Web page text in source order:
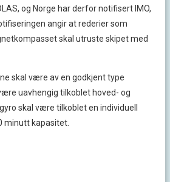
og Norge har derfor notifisert IMO,
angir at rederier som
skal utruste skipet med
skal være av en godkjent type
uavhengig tilkoblet hoved- og
skal være tilkoblet en individuell
minutt kapasitet.